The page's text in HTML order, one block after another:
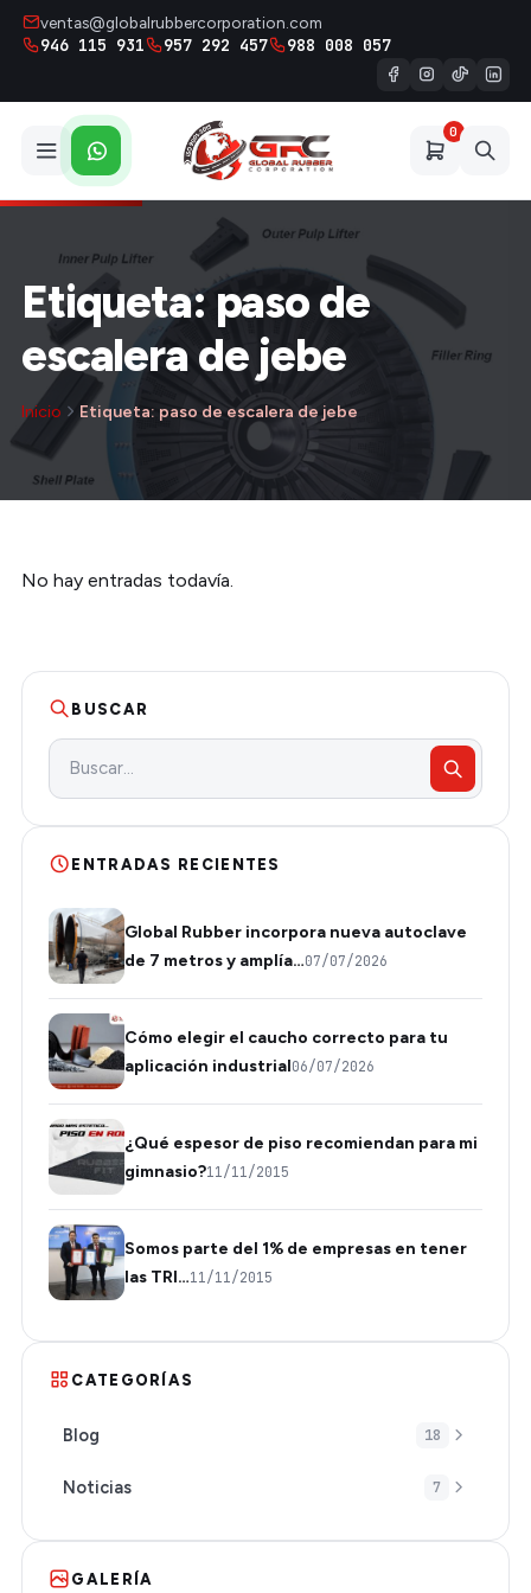
ventas@globalrubbercorporation.com
946 115 931 957 292 457 988 008 057
0
Etiqueta: paso de
escalera de jebe
Inicio Etiqueta: paso de escalera de jebe
No hay entradas todavía.
BUSCAR
ENTRADAS RECIENTES
Global Rubber incorpora nueva autoclave
de 7 metros y amplía…07/07/2026
Cómo elegir el caucho correcto para tu
aplicación industrial06/07/2026
¿Qué espesor de piso recomiendan para mi
gimnasio?11/11/2015
Somos parte del 1% de empresas en tener
las TRI…11/11/2015
CATEGORÍAS
Blog 18
Noticias 7
GALERÍA